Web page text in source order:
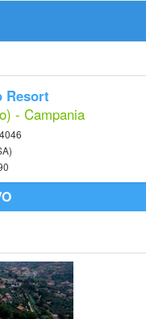
Resort
- Campania